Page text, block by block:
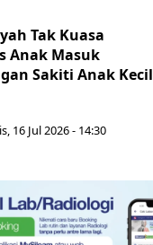
Tak Kuasa
Anak Masuk
Sakiti Anak Kecil
16 Jul 2026 - 14:30